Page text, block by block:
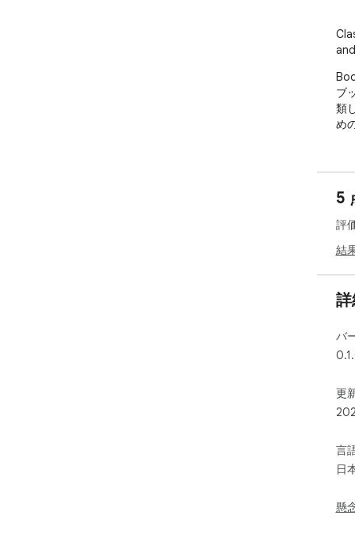
ブ
類
め
5
評
結
バ
更
懸
言
日